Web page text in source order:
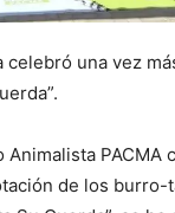
celebró una vez
de los